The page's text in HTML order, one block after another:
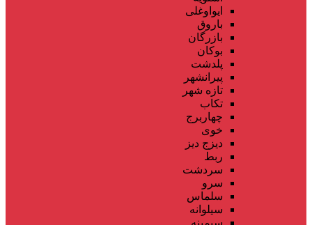
ایواوغلی
باروق
بازرگان
بوکان
پلدشت
پیرانشهر
تازه شهر
تکاب
چهاربرج
خوی
دیزج دیز
ربط
سردشت
سرو
سلماس
سیلوانه
سیمینه